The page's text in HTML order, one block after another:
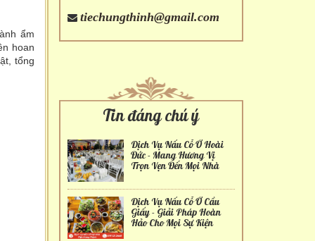
ẩm
hoan
tổng
tiechungthinh@gmail.com
Tin đáng chú ý
Dịch Vụ Nấu Cỗ Ở Hoài
Đức - Mang Hương Vị
Trọn Vẹn Đến Mọi Nhà
Dịch Vụ Nấu Cỗ Ở Cầu
Giấy - Giải Pháp Hoàn
Hảo Cho Mọi Sự Kiện